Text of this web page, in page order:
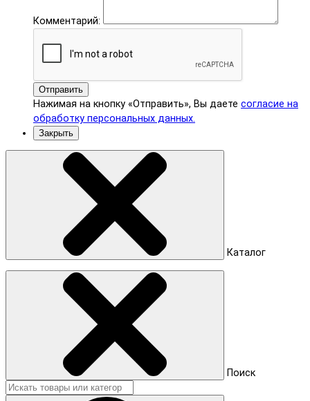
Комментарий:
Отправить
Нажимая на кнопку «Отправить», Вы даете согласие на
обработку персональных данных.
Закрыть
Каталог
Поиск